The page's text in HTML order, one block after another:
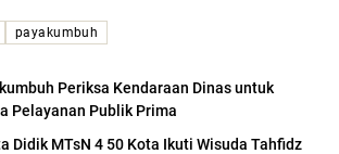
payakumbuh
Periksa Kendaraan Dinas untuk
Pelayanan Publik Prima
Didik MTsN 4 50 Kota Ikuti Wisuda Tahfidz